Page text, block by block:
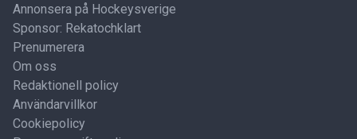
Annonsera på Hockeysverige
Sponsor: Rekatochklart
Prenumerera
Om oss
Redaktionell policy
Användarvillkor
Cookiepolicy